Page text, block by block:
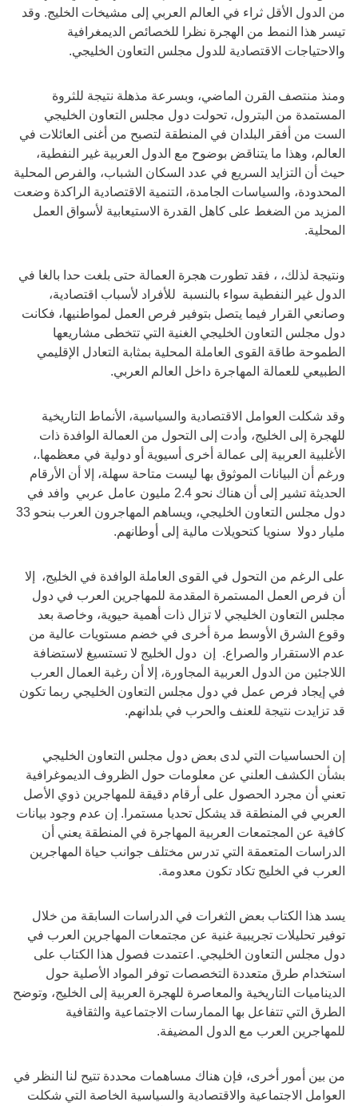
من الدول الأقل ثراء في العالم العربي إلى مشيخات الخليج. وقد
تيسر هذا النمط من الهجرة نظرا للخصائص الديمغرافية
والاحتياجات الاقتصادية للدول مجلس التعاون الخليجي.
ومنذ منتصف القرن الماضي، وبسرعة مذهلة نتيجة للثروة
المستمدة من البترول، تحولت دول مجلس التعاون الخليجي
الست من أفقر البلدان في المنطقة لتصبح من أغنى العائلات في
العالم، وهذا ما يتناقض بوضوح مع الدول العربية غير النفطية،
حيث أن التزايد السريع في عدد السكان الشباب، والفرص المحلية
المحدودة، والسياسات الجامدة، التنمية الاقتصادية الراكدة وضعت
المزيد من الضغط على كاهل القدرة الاستيعابية لأسواق العمل
المحلية.
ونتيجة لذلك، ، فقد تطورت هجرة العمالة حتى بلغت حدا بالغا في
الدول غير النفطية سواء بالنسبة للأفراد لأسباب اقتصادية،
وصانعي القرار فيما يتصل بتوفير فرص العمل لمواطنيها، فكانت
دول مجلس التعاون الخليجي الغنية التي تتخطى مشاريعها
الطموحة طاقة القوى العاملة المحلية بمثابة التعادل الإقليمي
الطبيعي للعمالة المهاجرة داخل العالم العربي.
وقد شكلت العوامل الاقتصادية والسياسية، الأنماط التاريخية
للهجرة إلى الخليج، وأدت إلى التحول من العمالة الوافدة ذات
الأغلبية العربية إلى عمالة أخرى أسيوية أو دولية في معظمها.،
ورغم أن البيانات الموثوق بها ليست متاحة سهلة، إلا أن الأرقام
الحديثة تشير إلى أن هناك نحو 2.4 مليون عامل عربي وافد في
دول مجلس التعاون الخليجي، ويساهم المهاجرون العرب بنحو 33
مليار دولا سنويا كتحويلات مالية إلى أوطانهم.
على الرغم من التحول في القوى العاملة الوافدة في الخليج، إلا
أن فرص العمل المستمرة المقدمة للمهاجرين العرب في دول
مجلس التعاون الخليجي لا تزال ذات أهمية حيوية، وخاصة بعد
وقوع الشرق الأوسط مرة أخرى في خضم مستويات عالية من
عدم الاستقرار والصراع. إن دول الخليج لا تستسيغ لاستضافة
اللاجئين من الدول العربية المجاورة، إلا أن رغبة العمال العرب
في إيجاد فرص عمل في دول مجلس التعاون الخليجي ربما تكون
قد تزايدت نتيجة للعنف والحرب في بلدانهم.
إن الحساسيات التي لدى بعض دول مجلس التعاون الخليجي
بشأن الكشف العلني عن معلومات حول الظروف الديموغرافية
تعني أن مجرد الحصول على أرقام دقيقة للمهاجرين ذوي الأصل
العربي في المنطقة قد يشكل تحديا مستمرا. إن عدم وجود بيانات
كافية عن المجتمعات العربية المهاجرة في المنطقة يعني أن
الدراسات المتعمقة التي تدرس مختلف جوانب حياة المهاجرين
العرب في الخليج تكاد تكون معدومة.
يسد هذا الكتاب بعض الثغرات في الدراسات السابقة من خلال
توفير تحليلات تجريبية غنية عن مجتمعات المهاجرين العرب في
دول مجلس التعاون الخليجي. اعتمدت فصول هذا الكتاب على
استخدام طرق متعددة التخصصات توفر المواد الأصلية حول
الديناميات التاريخية والمعاصرة للهجرة العربية إلى الخليج، وتوضح
الطرق التي تتفاعل بها الممارسات الاجتماعية والثقافية
للمهاجرين العرب مع الدول المضيفة.
من بين أمور أخرى، فإن هناك مساهمات محددة تتيح لنا النظر في
العوامل الاجتماعية والاقتصادية والسياسية الخاصة التي شكلت